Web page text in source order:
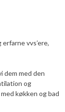
vvs’ere,
dem med den
og
køkken og bad